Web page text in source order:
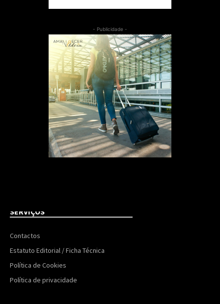
- Publicidade -
SERVIÇOS
Contactos
Estatuto Editorial / Ficha Técnica
Política de Cookies
Política de privacidade